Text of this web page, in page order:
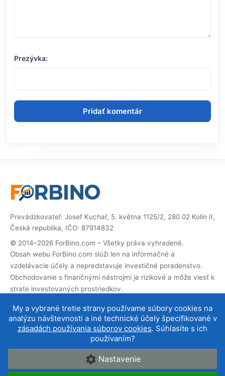
Prezývka:
My a vybrané tretie strany používame súbory cookies na
analýzu návštevnosti a iné technické účely špecifikované v
zásadách používania súborov cookies. Súhlasíte s ich
používaním?
Nastavenie
Prevádzkovateľ: Josef Kuchař, 5. května 1125/2, 280 02 Kolín II,
Česká republika, IČO: 87914832
© 2014–2026 ForBino.com – Všetky práva vyhradené.
Obsah webu ForBino.com slúži len na informačné a
vzdelávacie účely a nepredstavuje investičné poradenstvo.
Obchodovanie s finančnými nástrojmi je rizikové a môže viesť k
strate investovaných prostriedkov.
vykonáte registráciu, dostaneme províziu, vďaka ktorej
môžeme web prevádzkovať a ďalej rozvíjať. Na cenu služby pre
vás to nemá vplyv a affiliate spolupráce neovplyvňujú naše
O nás | Kontakt | Podmienky používania | Cookies a